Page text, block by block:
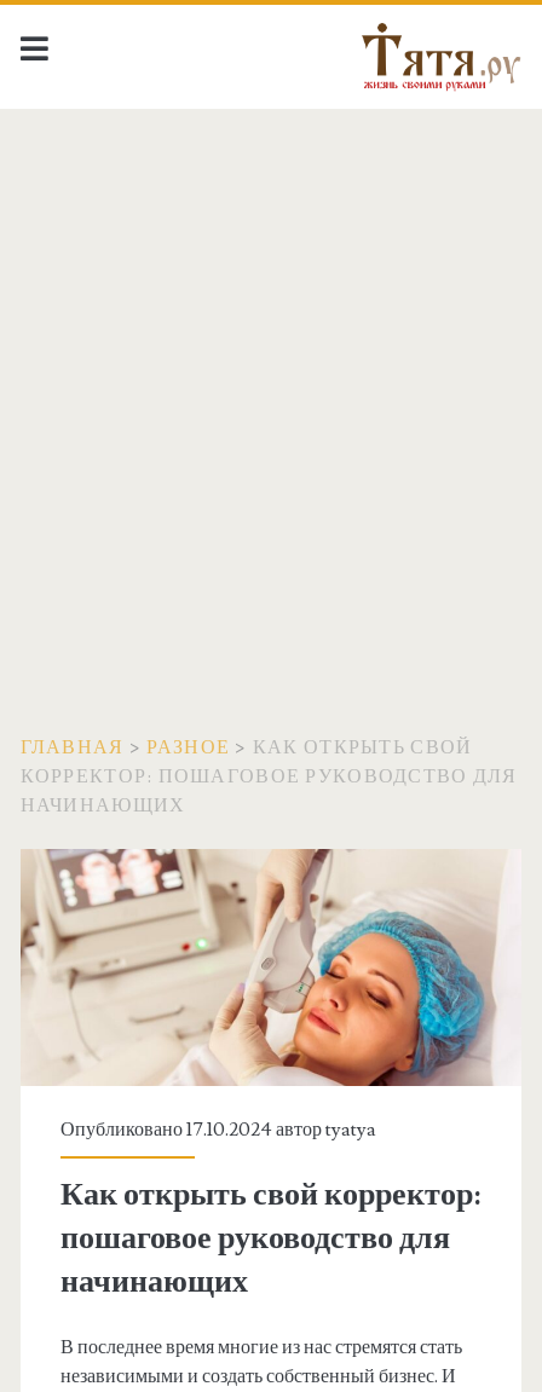
ГЛАВНАЯ >РАЗНОЕ > КАК ОТКРЫТЬ СВОЙ
КОРРЕКТОР: ПОШАГОВОЕ РУКОВОДСТВО ДЛЯ
НАЧИНАЮЩИХ
Опубликовано 17.10.2024 авторtyatya
Как открыть свой корректор:
пошаговое руководство для
начинающих
В последнее время многие из нас стремятся стать
независимыми и создать собственный бизнес. И